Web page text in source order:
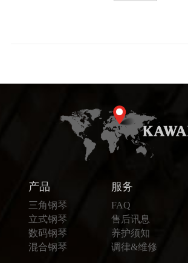
产品
三角钢琴
立式钢琴
数码钢琴
混合钢琴
服务
FAQ
售后讯息
养护须知
调律&维修